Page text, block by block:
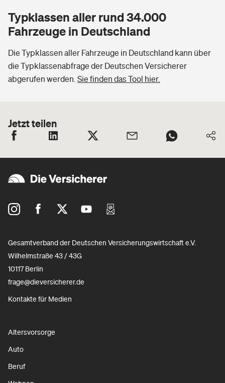
Typklassen aller rund 34.000
Fahrzeuge in Deutschland
Die Typklassen aller Fahrzeuge in Deutschland kann über
die Typklassenabfrage der Deutschen Versicherer
abgerufen werden. Sie finden das Tool hier.
Jetzt teilen
Gesamtverband der Deutschen Versicherungswirtschaft e.V.
Wilhelmstraße 43 / 43G
10117 Berlin
frage@dieversicherer.de
Kontakte für Medien
Altersvorsorge
Auto
Beruf